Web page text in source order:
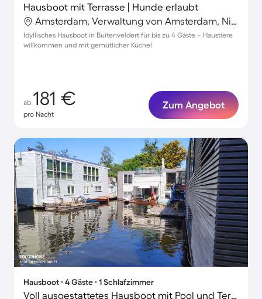
Hausboot mit Terrasse | Hunde erlaubt
Amsterdam, Verwaltung von Amsterdam, Niederlande
Idyllisches Hausboot in Buitenveldert für bis zu 4 Gäste – Haustiere
willkommen und mit gemütlicher Küche!
ab 181 €
pro Nacht
Zum Angebot
Hausboot ∙ 4 Gäste ∙ 1 Schlafzimmer
Voll ausgestattetes Hausboot mit Pool und Terrasse